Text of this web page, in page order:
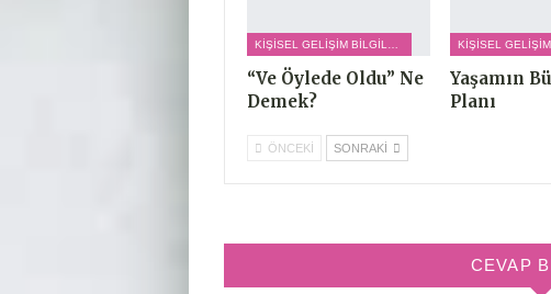
KIŞISEL GELIŞIM BILGILERI
“Ve Öylede Oldu” Ne
Demek?
Yaşamın
Planı
ÖNCEKI SONRAKI
CEVAP